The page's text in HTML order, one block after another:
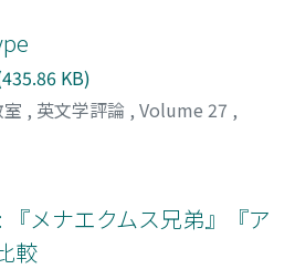
KB)
, 英文学評論 , Volume 27 ,
『メナエクムス兄弟』『ア
較